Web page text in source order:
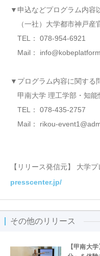
▼申込などプログラム内容
（一社）大学都市神戸産
TEL： 078-954-6921
Mail：
▼プログラム内容に関する
甲南大学 理工学部・知能
TEL： 078-435-2757
Mail： rikou-
【リリース発信元】 大学
presscenter.jp/
その他のリリース
【甲南大